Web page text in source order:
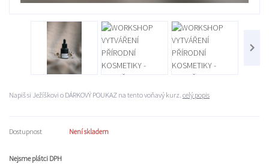
Napiš si Ježíškovi o DÁRKOVÝ POUKAZ na tento voňavý kurz. celý popis
Dostupnost Není skladem
Nejsme plátci DPH